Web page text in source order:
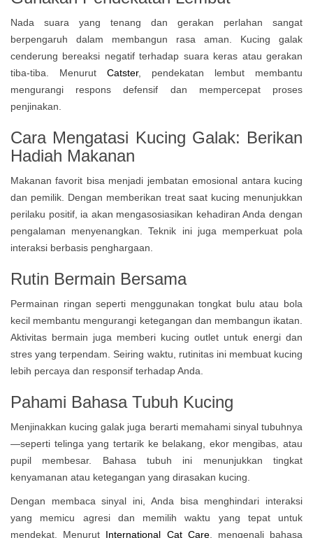
Nada suara yang tenang dan gerakan perlahan sangat
berpengaruh dalam membangun rasa aman. Kucing galak
cenderung bereaksi negatif terhadap suara keras atau gerakan
tiba-tiba. Menurut
Catster, pendekatan lembut membantu
mengurangi respons defensif dan mempercepat proses
penjinakan.
Cara Mengatasi Kucing Galak: Berikan
Hadiah Makanan
Makanan favorit bisa menjadi jembatan emosional antara kucing
dan pemilik. Dengan memberikan treat saat kucing menunjukkan
perilaku positif, ia akan mengasosiasikan kehadiran Anda dengan
pengalaman menyenangkan. Teknik ini juga memperkuat pola
interaksi berbasis penghargaan.
Rutin Bermain Bersama
Permainan ringan seperti menggunakan tongkat bulu atau bola
kecil membantu mengurangi ketegangan dan membangun ikatan.
Aktivitas bermain juga memberi kucing outlet untuk energi dan
stres yang terpendam. Seiring waktu, rutinitas ini membuat kucing
lebih percaya dan responsif terhadap Anda.
Pahami Bahasa Tubuh Kucing
Menjinakkan kucing galak juga berarti memahami sinyal tubuhnya
—seperti telinga yang tertarik ke belakang, ekor mengibas, atau
pupil membesar. Bahasa tubuh ini menunjukkan tingkat
kenyamanan atau ketegangan yang dirasakan kucing.
Dengan membaca sinyal ini, Anda bisa menghindari interaksi
yang memicu agresi dan memilih waktu yang tepat untuk
mendekat. Menurut International Cat Care, mengenali bahasa